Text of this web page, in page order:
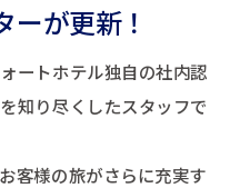
ーが更新！
ートホテル独自の社内認
知り尽くしたスタッフで
客様の旅がさらに充実す